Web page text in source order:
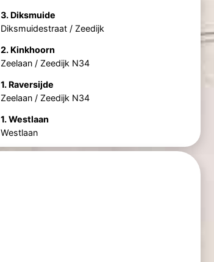
3. Diksmuide
Diksmuidestraat / Zeedijk
2. Kinkhoorn
Zeelaan / Zeedijk N34
1. Raversijde
Zeelaan / Zeedijk N34
1. Westlaan
Westlaan